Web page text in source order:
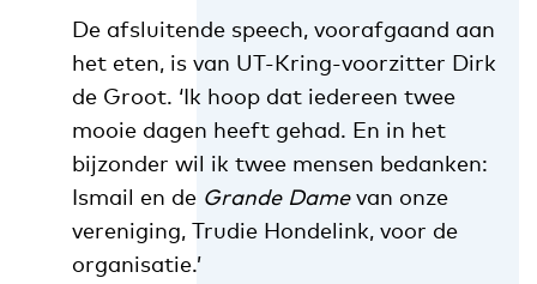
De afsluitende speech, voorafgaand aan
het eten, is van UT-Kring-voorzitter Dirk
de Groot. ‘Ik hoop dat iedereen twee
mooie dagen heeft gehad. En in het
bijzonder wil ik twee mensen bedanken:
Ismail en de Grande Damevan onze
vereniging, Trudie Hondelink, voor de
organisatie.’